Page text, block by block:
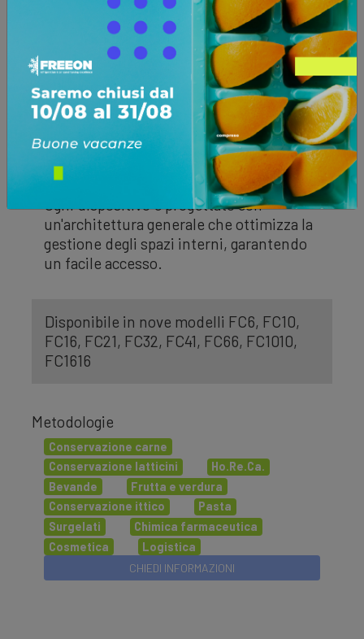
La gamma include:
6 modelli per celle frigo solo unità
evaporante con sbrinamento
elettrico da 6kW a 41kW
3 modelli per celle frigo solo unità
doppio evaporatore
con sbrinamento elettrico da 6kW a
Ogni dispositivo è progettato con
un'architettura generale che ottimizza la
gestione degli spazi interni, garantendo
un facile accesso.
Disponibile in nove modelli FC6, FC10,
FC16, FC21, FC32, FC41, FC66, FC1010,
FC1616
Metodologie
Conservazione carne
Conservazione latticini
Ho.Re.Ca.
Bevande
Frutta e verdura
Conservazione ittico
Pasta
Surgelati
Chimica farmaceutica
Cosmetica
Logistica